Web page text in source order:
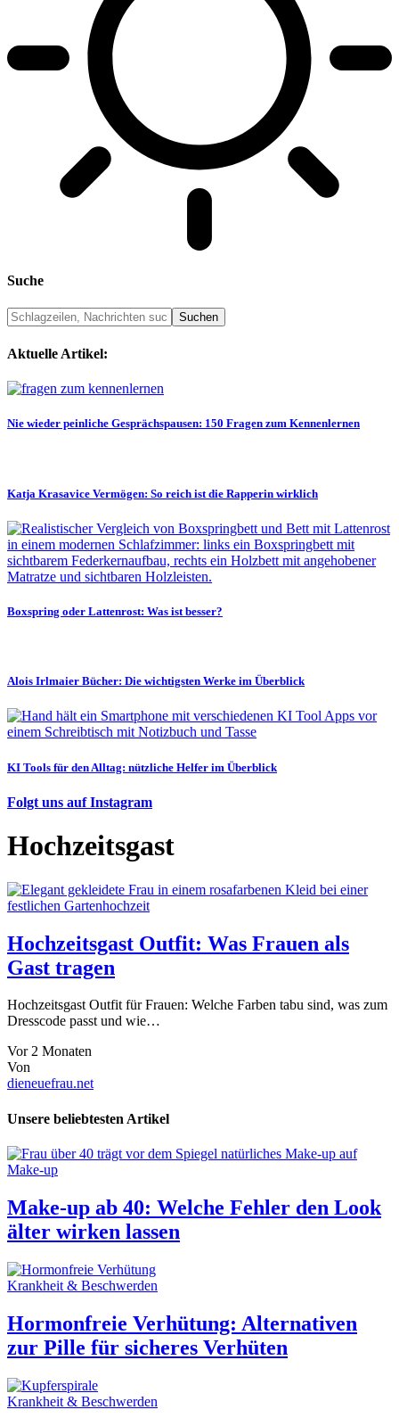
Suche
Aktuelle Artikel:
Nie wieder peinliche Gesprächspausen: 150 Fragen zum Kennenlernen
Katja Krasavice Vermögen: So reich ist die Rapperin wirklich
Boxspring oder Lattenrost: Was ist besser?
Alois Irlmaier Bücher: Die wichtigsten Werke im Überblick
KI Tools für den Alltag: nützliche Helfer im Überblick
Folgt uns auf Instagram
Hochzeitsgast
Hochzeitsgast Outfit: Was Frauen als
Gast tragen
Hochzeitsgast Outfit für Frauen: Welche Farben tabu sind, was zum
Dresscode passt und wie…
Vor 2 Monaten
Von
dieneuefrau.net
Unsere beliebtesten Artikel
Make-up
Make-up ab 40: Welche Fehler den Look
älter wirken lassen
Krankheit & Beschwerden
Hormonfreie Verhütung: Alternativen
zur Pille für sicheres Verhüten
Krankheit & Beschwerden